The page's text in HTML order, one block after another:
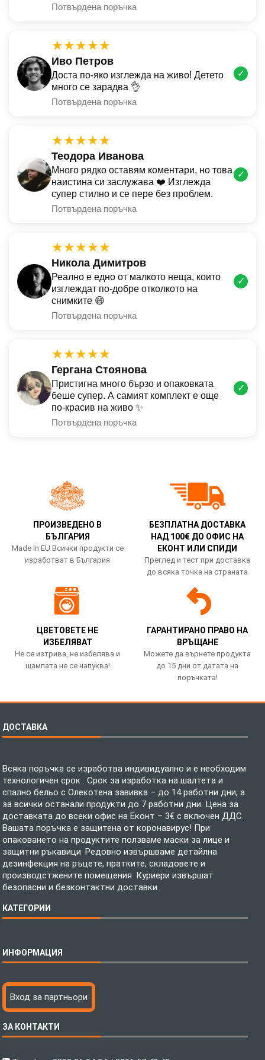
Потвърдена поръчка
★★★★★
Иво Петров
Доста по-яко изглежда на живо! Детето
много се зарадва 👌
Потвърдена поръчка
✓
★★★★★
Теодора Иванова
Много рядко оставям коментари, но това
наистина си заслужава ❤️ Изглежда
супер стилно и се пере без проблем.
Потвърдена поръчка
✓
★★★★★
Никола Димитров
Реално е едно от малкото неща, които
изглеждат по-добре отколкото на
снимките 😄
Потвърдена поръчка
✓
★★★★★
Гергана Стоянова
Пристигна много бързо и опаковката
беше супер. А самият комплект е още
по-красив на живо ✨
Потвърдена поръчка
✓
ПРОИЗВЕДЕНО В
БЪЛГАРИЯ
Made in EU Всички продукти се
изработват в България
БЕЗПЛАТНА ДОСТАВКА
НАД 100€ ДО ОФИС НА
ЕКОНТ ИЛИ СПИДИ
Преглед и тест при доставка
до всяка точка на страната
ЦВЕТОВЕТЕ НЕ
ИЗБЕЛЯВАТ
Не се изтрива, не избелява и
щампата не се напуква!
ГАРАНТИРАНО ПРАВО НА
ВРЪЩАНЕ
Можете да върнете продукта
до 15 дни от датата на
поръчката!
ДОСТАВКА
Всяка поръчка се изработва индивидуално и е необходим
технологичен срок . Срок за изработка на шалтета и
спално бельо с Олекотена завивка – до 14 работни дни, а
за всички останали продукти до 7 работни дни. Цена за
доставката до всеки офис на Еконт – 3€ с включен ДДС.
Вашата поръчка е защитена от коронавирус! При
опаковането на продуктите ползваме маски за лице и
защитни ръкавици. Редовно извършваме детайлна
дезинфекция на ръцете, пратките, складовете и
производстжените помещения. Куриери извършат
безопасни и безконтактни доставки.
КАТЕГОРИИ
Бебешки спални комплекти
Тениски с пълноцветен печат
Хавлиени кърпи
Пончо за водни спортове
ИНФОРМАЦИЯ
Технология на печатане
Файлове за печат
Как да поръчам?
Вход за партньори
ЗА КОНТАКТИ